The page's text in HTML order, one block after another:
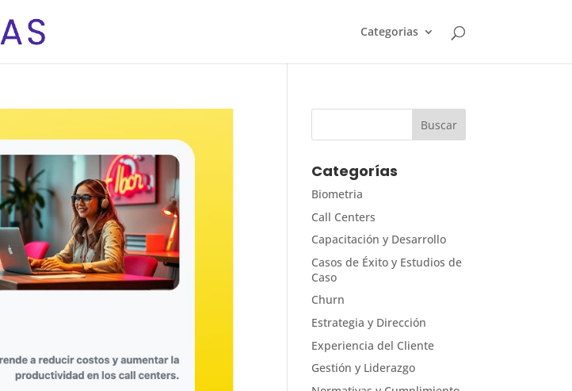
Categorias
Categorías
Biometria
Call Centers
Capacitación y Desarrollo
Casos de Éxito y Estudios de
Caso
Churn
Estrategia y Dirección
Experiencia del Cliente
Gestión y Liderazgo